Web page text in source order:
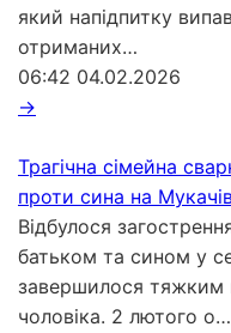
який напідпитку
отриманих…
06:42 04.02.2026
→
Трагічна сімейна
проти сина на
Відбулося
батьком та сином у
завершилося тяжким
чоловіка. 2 лютого о…